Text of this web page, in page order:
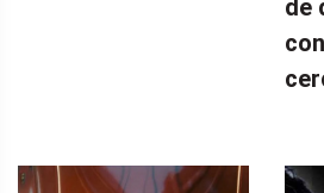
de